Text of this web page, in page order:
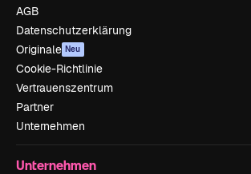
AGB
Datenschutzerklärung
Originale Neu
Cookie-Richtlinie
Vertrauenszentrum
Partner
Unternehmen
Unternehmen